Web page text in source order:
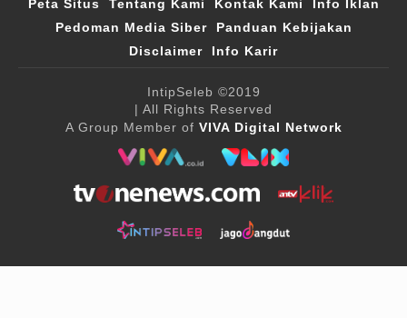
Peta Situs Tentang Kami Kontak Kami
Info Iklan
Pedoman Media Siber
Panduan Kebijakan
Disclaimer
Info Karir
IntipSeleb ©2019
| All Rights Reserved
A Group Member of VIVA Digital Network